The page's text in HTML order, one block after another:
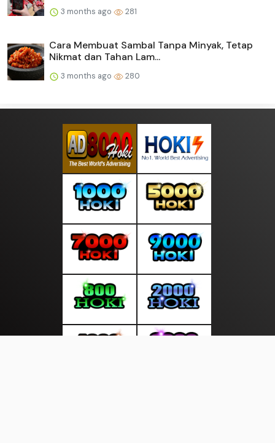
3 months ago 281
Cara Membuat Sambal Tanpa Minyak, Tetap
Nikmat dan Tahan Lam...
3 months ago 280